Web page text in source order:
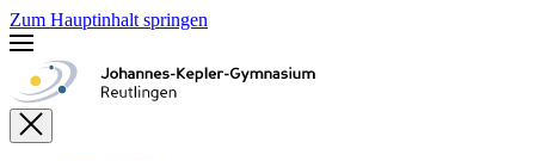
Zum Hauptinhalt springen